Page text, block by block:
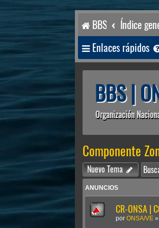
BBS Índice
Enlaces rápidos
BBS |
Organización
Componente
Nuevo Tema
ANUNCIOS
CR-ONSA |
por ONSA/VE »